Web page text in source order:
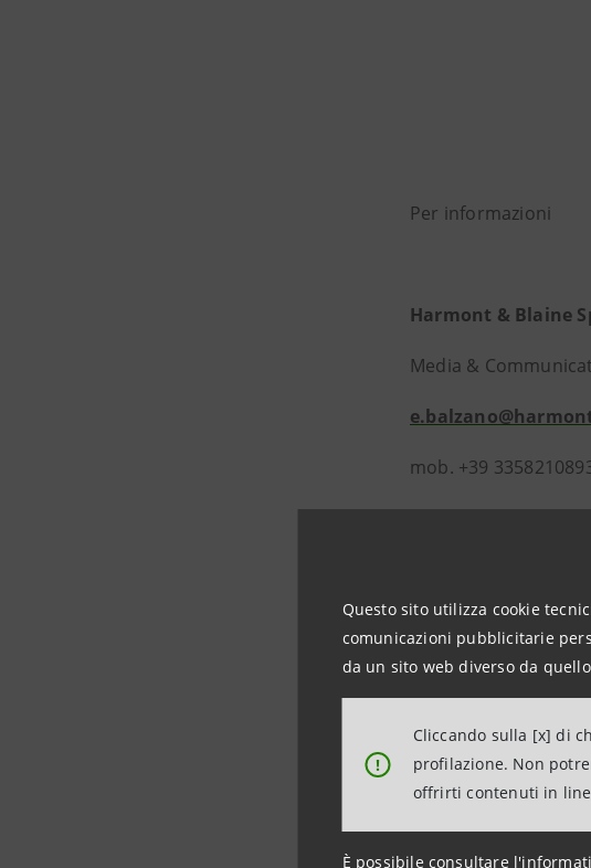
Questo sito utilizza cookie
comunicazioni pubblicitarie
da un sito web diverso da
!
Cliccando sulla [x] di
profilazione. Non
offrirti contenuti in
È possibile consultare
Per informazioni
Harmont & Blaine
Media &
mob. +39
Rapporti con i